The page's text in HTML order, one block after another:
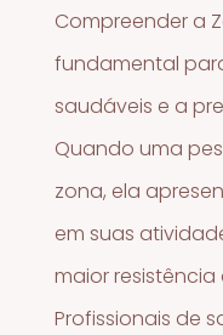
Compreender a
fundamental
saudáveis e a
Quando uma
zona, ela
em suas
maior resistência
Profissionais de